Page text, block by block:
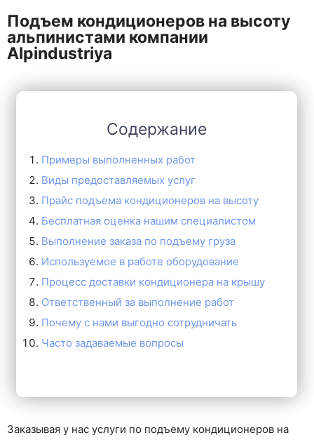
Подъем кондиционеров на высоту
альпинистами компании
Alpindustriya
Содержание
Примеры выполненных работ
Виды предоставляемых услуг
Прайс подъема кондиционеров на высоту
Бесплатная оценка нашим специалистом
Выполнение заказа по подъему груза
Используемое в работе оборудование
Процесс доставки кондиционера на крышу
Ответственный за выполнение работ
Почему с нами выгодно сотрудничать
Часто задаваемые вопросы
Заказывая у нас услуги по подъему кондиционеров на